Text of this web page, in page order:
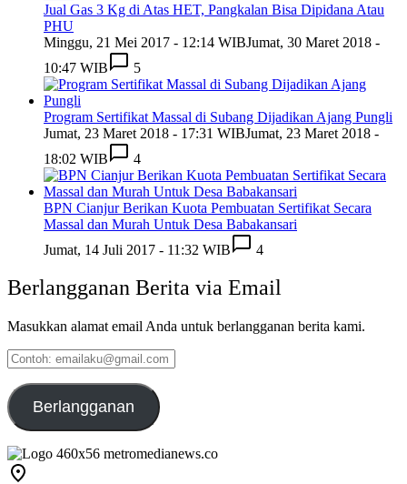
Jual Gas 3 Kg di Atas HET, Pangkalan Bisa Dipidana Atau
PHU
Minggu, 21 Mei 2017 - 12:14 WIBJumat, 30 Maret 2018 -
10:47 WIB
5
Program Sertifikat Massal di Subang Dijadikan Ajang Pungli
Jumat, 23 Maret 2018 - 17:31 WIBJumat, 23 Maret 2018 -
18:02 WIB
4
BPN Cianjur Berikan Kuota Pembuatan Sertifikat Secara
Massal dan Murah Untuk Desa Babakansari
Jumat, 14 Juli 2017 - 11:32 WIB
4
Berlangganan Berita via Email
Masukkan alamat email Anda untuk berlangganan berita kami.
Contoh:
emailaku@gmail.com
Berlangganan